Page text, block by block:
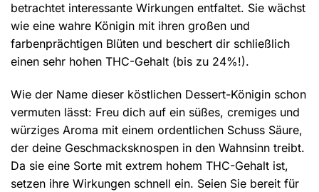
betrachtet interessante Wirkungen entfaltet. Sie wächst
wie eine wahre Königin mit ihren großen und
farbenprächtigen Blüten und beschert dir schließlich
einen sehr hohen THC-Gehalt (bis zu 24%!).
Wie der Name dieser köstlichen Dessert-Königin schon
vermuten lässt: Freu dich auf ein süßes, cremiges und
würziges Aroma mit einem ordentlichen Schuss Säure,
der deine Geschmacksknospen in den Wahnsinn treibt.
Da sie eine Sorte mit extrem hohem THC-Gehalt ist,
setzen ihre Wirkungen schnell ein. Seien Sie bereit für